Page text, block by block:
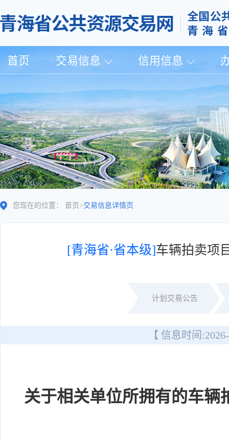
首页 交易信息 信用信息
您现在的位置： 首页 >交易信息详情页
[青海省·省本级]车辆拍卖项
计划交易公告
【 信息时间:
关于相关单位所拥有的车辆